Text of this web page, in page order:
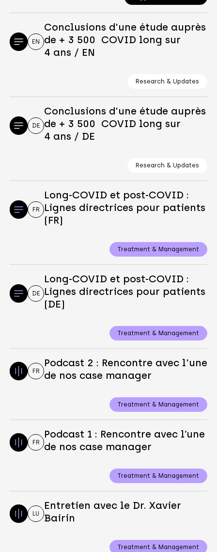
EN
Conclusions d'une étude auprès
de + 3 500 COVID long sur
4 ans / EN
Research & Updates
DE
Conclusions d'une étude auprès
de + 3 500 COVID long sur
4 ans / DE
Research & Updates
FR
Long-COVID et post-COVID :
Lignes directrices pour patients
(FR)
Treatment & Management
DE
Long-COVID et post-COVID :
Lignes directrices pour patients
(DE)
Treatment & Management
FR
Podcast 2 : Rencontre avec l'une
de nos case manager
Treatment & Management
FR
Podcast 1 : Rencontre avec l’une
de nos case manager
Treatment & Management
LU
Entretien avec le Dr. Xavier
Bairin
Treatment & Management